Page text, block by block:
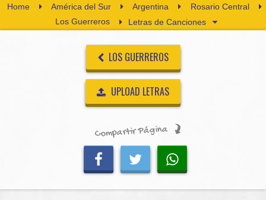
Home América del Sur Argentina
Rosario Central
Los Guerreros
Letras de Canciones
LOS GUERREROS
UPLOAD LETRAS
Compartir Página